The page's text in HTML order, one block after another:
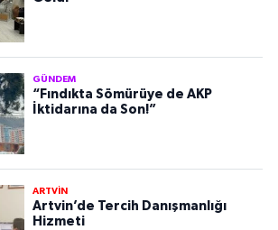
GÜNDEM
“Fındıkta Sömürüye de AKP
İktidarına da Son!”
ARTVİN
Artvin’de Tercih Danışmanlığı
Hizmeti